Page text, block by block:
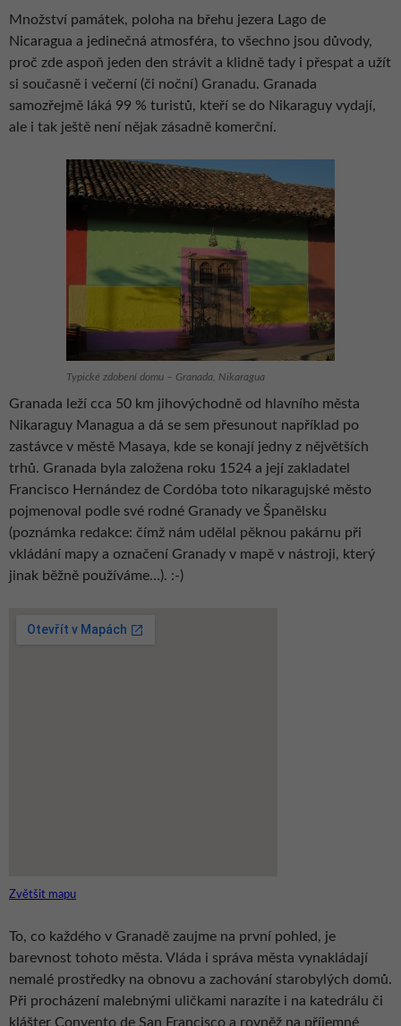
Množství památek, poloha na břehu jezera Lago de
Nicaragua a jedinečná atmosféra, to všechno jsou důvody,
proč zde aspoň jeden den strávit a klidně tady i přespat a užít
si současně i večerní (či noční) Granadu. Granada
samozřejmě láká 99 % turistů, kteří se do Nikaraguy vydají,
ale i tak ještě není nějak zásadně komerční.
Typické zdobení domu – Granada, Nikaragua
Granada leží cca 50 km jihovýchodně od hlavního města
Nikaraguy Managua a dá se sem přesunout například po
zastávce v městě Masaya, kde se konají jedny z nějvětších
trhů. Granada byla založena roku 1524 a její zakladatel
Francisco Hernández de Cordóba toto nikaragujské město
pojmenoval podle své rodné Granady ve Španělsku
(poznámka redakce: čímž nám udělal pěknou pakárnu při
vkládání mapy a označení Granady v mapě v nástroji, který
jinak běžně používáme…). :-)
Zvětšit mapu
To, co každého v Granadě zaujme na první pohled, je
barevnost tohoto města. Vláda i správa města vynakládají
nemalé prostředky na obnovu a zachování starobylých domů.
Při procházení malebnými uličkami narazíte i na katedrálu či
klášter Convento de San Francisco a rovněž na příjemné